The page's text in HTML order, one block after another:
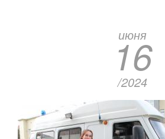
июня
16
/2024